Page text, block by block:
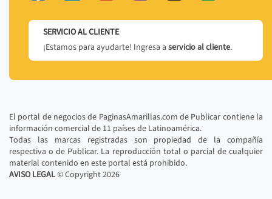
SERVICIO AL CLIENTE
¡Estamos para ayudarte! Ingresa a servicio al cliente.
El portal de negocios de PaginasAmarillas.com de Publicar contiene la
información comercial de 11 países de Latinoamérica.
Todas las marcas registradas son propiedad de la compañía
respectiva o de Publicar. La reproducción total o parcial de cualquier
material contenido en este portal está prohibido.
AVISO LEGAL© Copyright2026